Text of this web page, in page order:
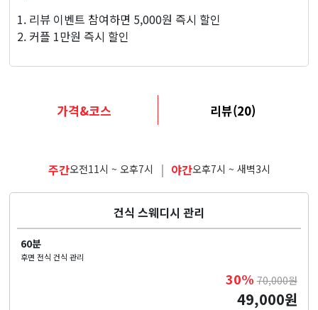
1. 리뷰 이벤트 참여하면 5,000원 즉시 할인
2. 커플 1만원 즉시 할인
가격&코스 리뷰(20)
주간오전11시 ~ 오후7시 | 야간오후7시 ~ 새벽3시
건식 스웨디시 관리
60분
후면 전식 건식 관리
30% 70,000원
49,000원